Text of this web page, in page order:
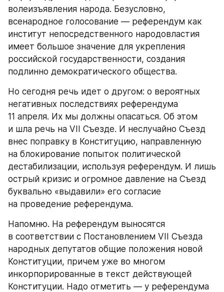
волеизъявления народа. Безусловно,
всенародное голосование — референдум как
институт непосредственного народовластия
имеет большое значение для укрепления
российской государственности, создания
подлинно демократического общества.
Но сегодня речь идет о другом: о вероятных
негативных последствиях референдума
11 апреля. Их мы должны опасаться. Об этом
и шла речь на VII Съезде. И неслучайно Съезд
внес поправку в Конституцию, направленную
на блокирование попыток политической
дестабилизации, используя референдум. И лишь
острый кризис и огромное давление на Съезд
буквально «выдавили» его согласие
на проведение референдума.
Напомню. На референдум выносятся
в соответствии с Постановлением VII Съезда
народных депутатов общие положения новой
Конституции, причем уже во многом
инкорпорированные в текст действующей
Конституции. Надо отметить — у референдума